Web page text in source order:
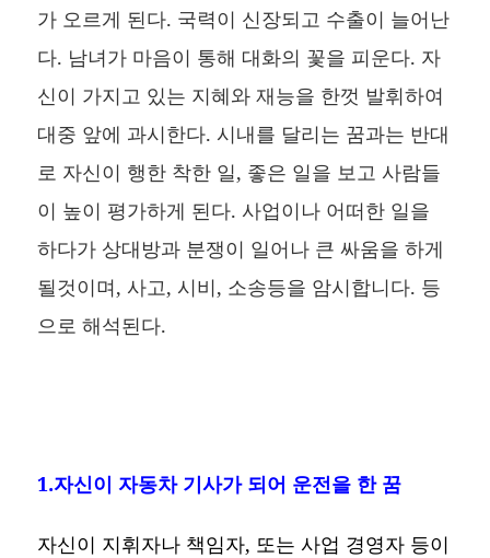
가 오르게 된다. 국력이 신장되고 수출이 늘어난
다. 남녀가 마음이 통해 대화의 꽃을 피운다. 자
신이 가지고 있는 지혜와 재능을 한껏 발휘하여
대중 앞에 과시한다. 시내를 달리는 꿈과는 반대
로 자신이 행한 착한 일, 좋은 일을 보고 사람들
이 높이 평가하게 된다. 사업이나 어떠한 일을
하다가 상대방과 분쟁이 일어나 큰 싸움을 하게
될것이며, 사고, 시비, 소송등을 암시합니다. 등
으로 해석된다.
1.자신이 자동차 기사가 되어 운전을 한 꿈
자신이 지휘자나 책임자, 또는 사업 경영자 등이